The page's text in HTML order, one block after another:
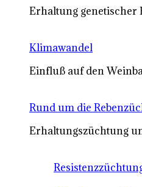
Erhaltung genetischer
Klimawandel
Einfluß auf den
Rund um die
Erhaltungszüchtung